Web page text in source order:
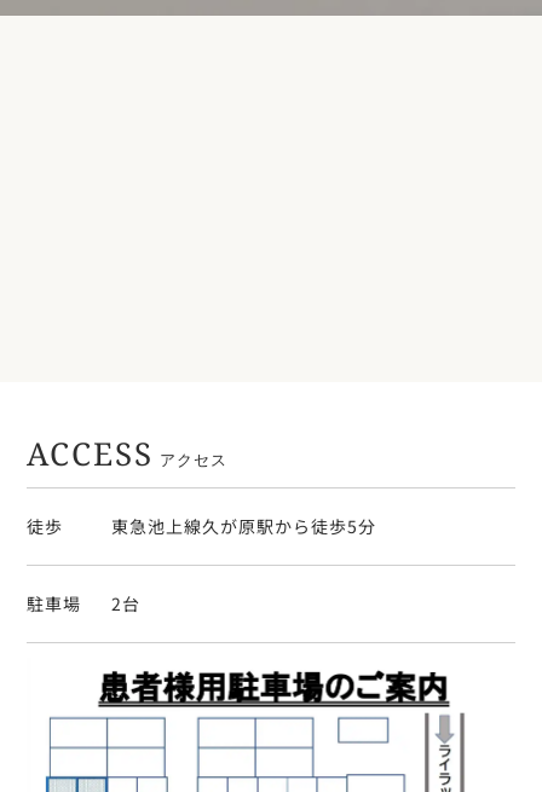
ACCESS アクセス
徒歩 東急池上線久が原駅から徒歩5分
駐車場 2台